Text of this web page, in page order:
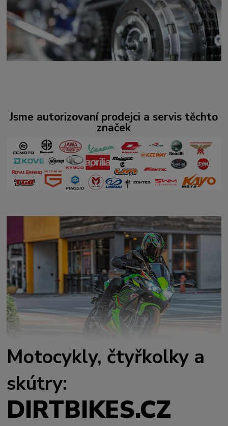
Jsme autorizovaní prodejci a servis těchto
značek
Motocykly, čtyřkolky a
skútry:
DIRTBIKES.CZ